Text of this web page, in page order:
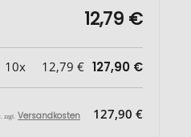
12,79 €
10x 12,79 € 127,90 €
zzgl. Versandkosten 127,90 €